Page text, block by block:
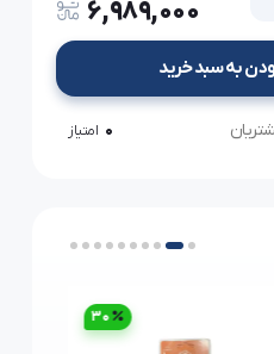
6,989,000
به سبد خرید
0 امتیاز
30